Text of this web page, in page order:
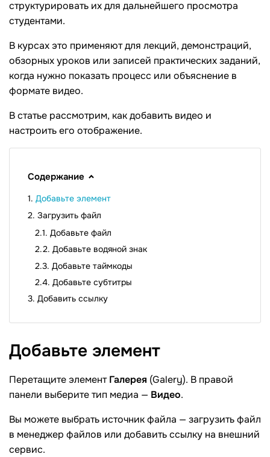
структурировать их для дальнейшего просмотра
студентами.
В курсах это применяют для лекций, демонстраций,
обзорных уроков или записей практических заданий,
когда нужно показать процесс или объяснение в
формате видео.
В статье рассмотрим, как добавить видео и
настроить его отображение.
Содержание
Добавьте элемент
Загрузить файл
Добавьте файл
Добавьте водяной знак
Добавьте таймкоды
Добавьте субтитры
Добавить ссылку
Добавьте элемент
Перетащите элементГалерея (Galery). В правой
панели выберите тип медиа — Видео.
Вы можете выбрать источник файла — загрузить файл
в менеджер файлов или добавить ссылку на внешний
сервис.